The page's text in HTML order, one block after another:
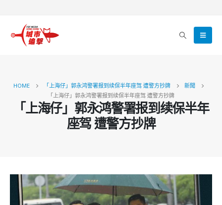
HOME 「上海仔」郭永鸿警署报到续保半年座驾 遭警方抄牌
新聞
「上海仔」郭永鸿警署报到续保半年座驾 遭警方抄牌
「上海仔」郭永鸿警署报到续保半年
座驾 遭警方抄牌